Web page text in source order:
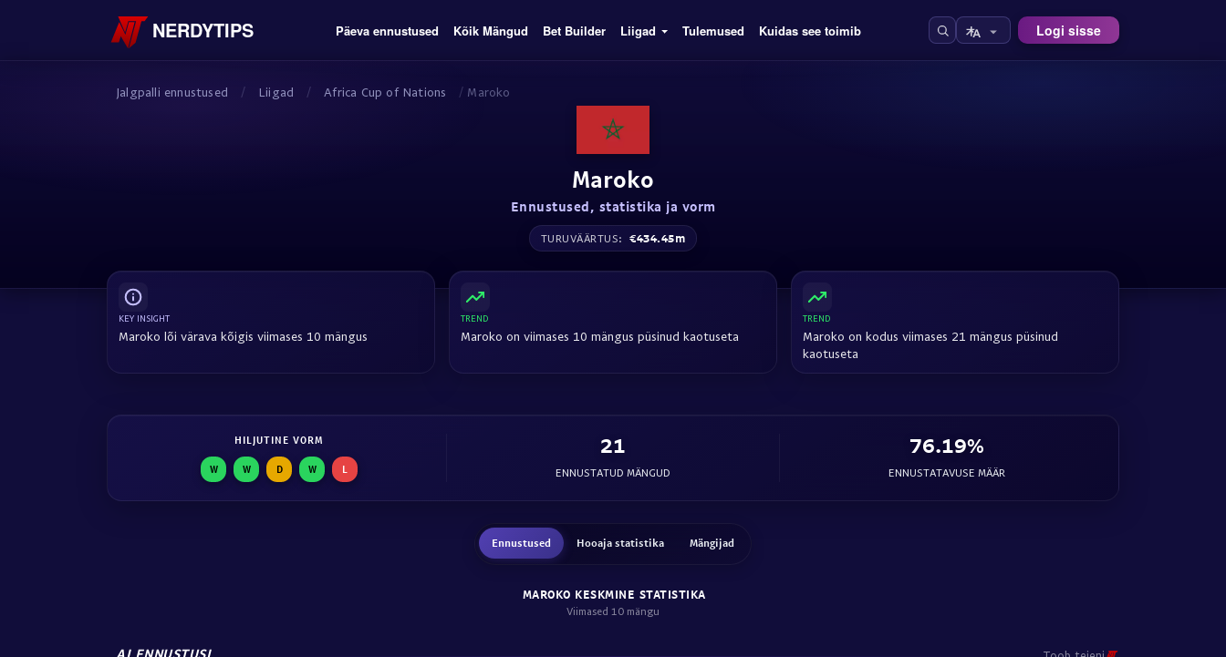
NERDYTIPS Päeva ennustused Kõik Mängud Bet Builder Liigad Tulemused Kuidas see toimib Logi sisse
Jalgpalli ennustused / Liigad / Africa Cup of Nations / Maroko
Maroko
Ennustused, statistika ja vorm
TURUVÄÄRTUS: €434.45m
KEY INSIGHT
Maroko lõi värava kõigis viimases 10 mängus
TREND
Maroko on viimases 10 mängus püsinud kaotuseta
TREND
Maroko on kodus viimases 21 mängus püsinud
kaotuseta
HILJUTINE VORM
W W D W L
21
ENNUSTATUD MÄNGUD
76.19%
ENNUSTATAVUSE MÄÄR
Ennustused Hooaja statistika Mängijad
MAROKO KESKMINE STATISTIKA
Viimased 10 mängu
AI ENNUSTUSI